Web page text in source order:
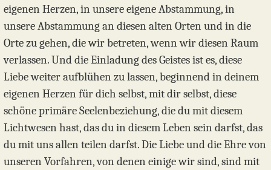
eigenen Herzen, in unsere eigene Abstammung, in
unsere Abstammung an diesen alten Orten und in die
Orte zu gehen, die wir betreten, wenn wir diesen Raum
verlassen. Und die Einladung des Geistes ist es, diese
Liebe weiter aufblühen zu lassen, beginnend in deinem
eigenen Herzen für dich selbst, mit dir selbst, diese
schöne primäre Seelenbeziehung, die du mit diesem
Lichtwesen hast, das du in diesem Leben sein darfst, das
du mit uns allen teilen darfst. Die Liebe und die Ehre von
unseren Vorfahren, von denen einige wir sind, sind mit